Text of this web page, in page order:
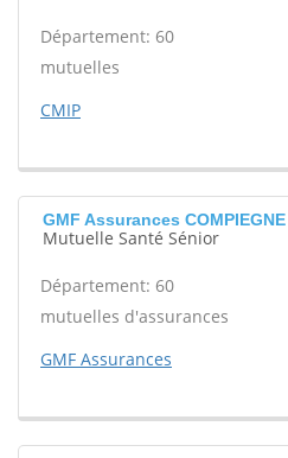
Département: 60
mutuelles
CMIP
GMF Assurances COMPIEGNE
Mutuelle Santé Sénior
Département: 60
mutuelles d'assurances
GMF Assurances